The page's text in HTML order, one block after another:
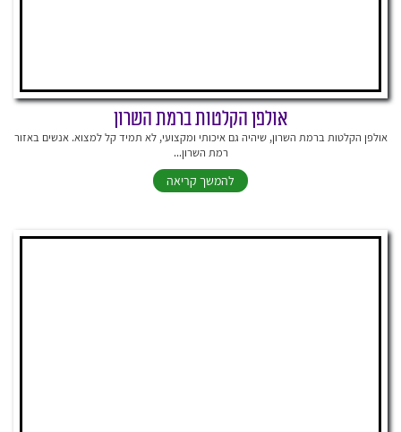
אולפן הקלטות ברמת השרון
אולפן הקלטות ברמת השרון, שיהיה גם איכותי ומקצועי, לא תמיד קל למצוא. אנשים באזור
רמת השרון...
להמשך קריאה